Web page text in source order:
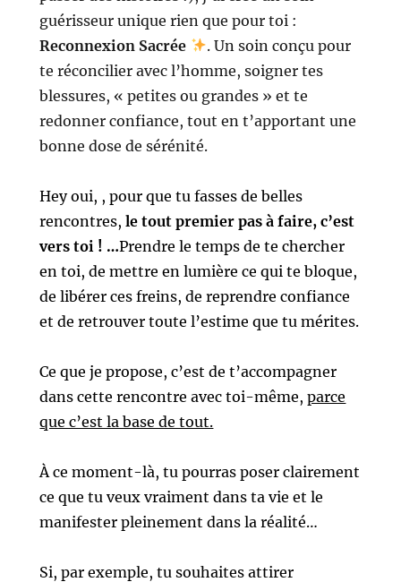
guérisseur unique rien que pour toi :
Reconnexion Sacrée
. Un soin conçu pour
te réconcilier avec l’homme, soigner tes
blessures, « petites ou grandes » et te
redonner confiance, tout en t’apportant une
bonne dose de sérénité.
Hey oui, , pour que tu fasses de belles
rencontres,le tout premier pas à faire, c’est
vers toi ! …Prendre le temps de te chercher
en toi, de mettre en lumière ce qui te bloque,
de libérer ces freins,de reprendre confiance
et de retrouver toute l’estime que tu mérites.
Ce que je propose, c’est de t’accompagner
dans cette rencontre avec toi-même,parce
que c’est la base de tout.
À ce moment-là, tu pourras poser clairement
ce que tu veux vraiment dans ta vie et le
manifester pleinement dans la réalité…
Si, par exemple, tu souhaites attirer